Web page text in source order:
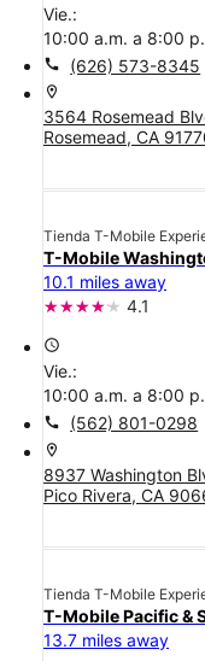
Vie.:
10:00 a.m. a 8:00
call (626) 573-8345
location_on
3564 Rosemead
Rosemead, CA
Tienda T-Mobile
T-Mobile
10.1 miles away
4.1
access_time
Vie.:
10:00 a.m. a 8:00
call (562) 801-0298
location_on
8937 Washington
Pico Rivera, CA
Tienda T-Mobile
T-Mobile Pacific &
13.7 miles away